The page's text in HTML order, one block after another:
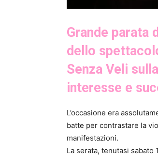
Grande parata
dello
Senza Veli
interesse e
L’occasione era
batte per contrastare la
manifestazioni.
La serata, tenutasi